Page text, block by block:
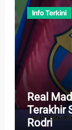
Info Terkini
Real
Terakhir
Rodri